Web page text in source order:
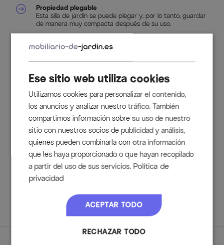
Propiedad plegable
Esta silla de jardín se puede plegar y, por lo tanto, guardar
de manera muy compacta después de su uso.
El aluminio inoxidable utilizado para la estructura es
convence por su longevidad.
Origen rastreable de la madera.
madera utilizada para este artículo proviene de fuentes
responsables.
Contenido de la entrega
1x Mesa de comedor Xanadu, aprox. 160/220 x 100 cm
(65900058)
6x Sillas plegables Primo aprox. 70 x 71,5 x 112 cm
Ese sitio web utiliza cookies
Utilizamos cookies para personalizar el contenido,
los anuncios y analizar nuestro tráfico. También
compartimos información sobre su uso de nuestro
sitio con nuestros socios de publicidad y análisis,
quienes pueden combinarla con otra información
que les haya proporcionado o que hayan recopilado
a partir del uso de sus servicios. Política de
privacidad
ACEPTAR TODO
RECHAZAR TODO